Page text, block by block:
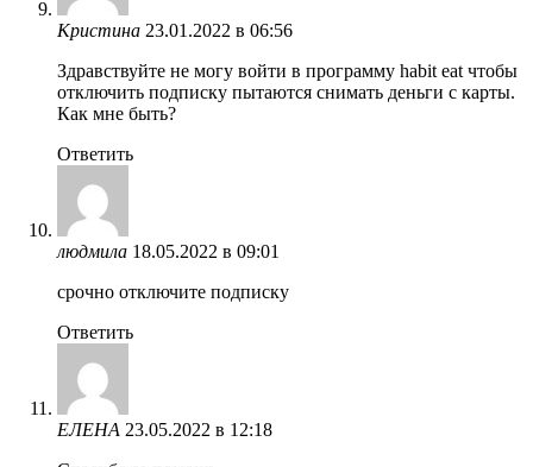
Кристина 23.01.2022 в 06:56
Здравствуйте не могу войти в программу habit eat чтобы
отключить подписку пытаются снимать деньги с карты.
Как мне быть?
Ответить
людмила 18.05.2022 в 09:01
срочно отключите подписку
Ответить
ЕЛЕНА 23.05.2022 в 12:18